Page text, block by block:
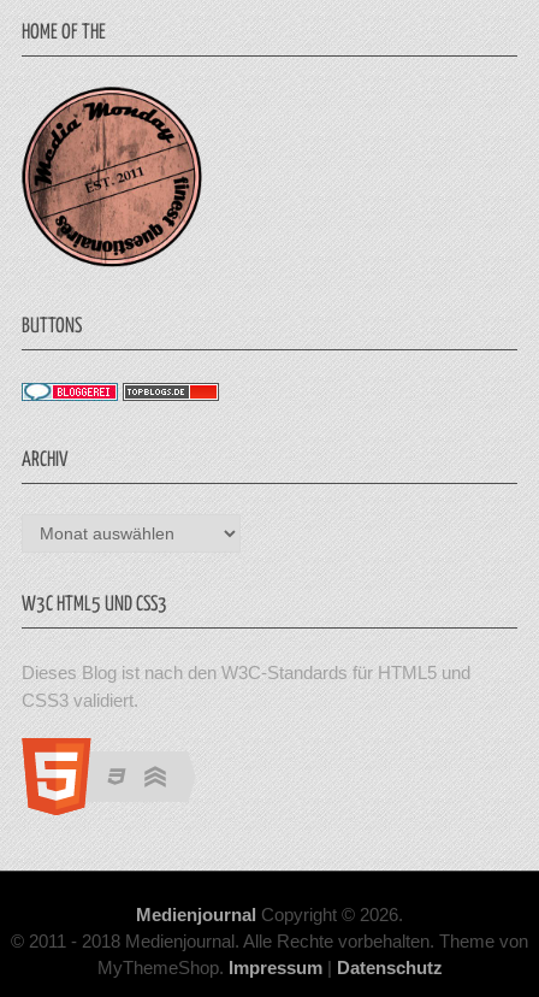
HOME OF THE
BUTTONS
ARCHIV
Archiv
W3C HTML5 UND CSS3
Dieses Blog ist nach den W3C-Standards für HTML5 und
CSS3 validiert.
Medienjournal Copyright © 2026.
© 2011 - 2018 Medienjournal. Alle Rechte vorbehalten. Theme von
MyThemeShop. Impressum| Datenschutz